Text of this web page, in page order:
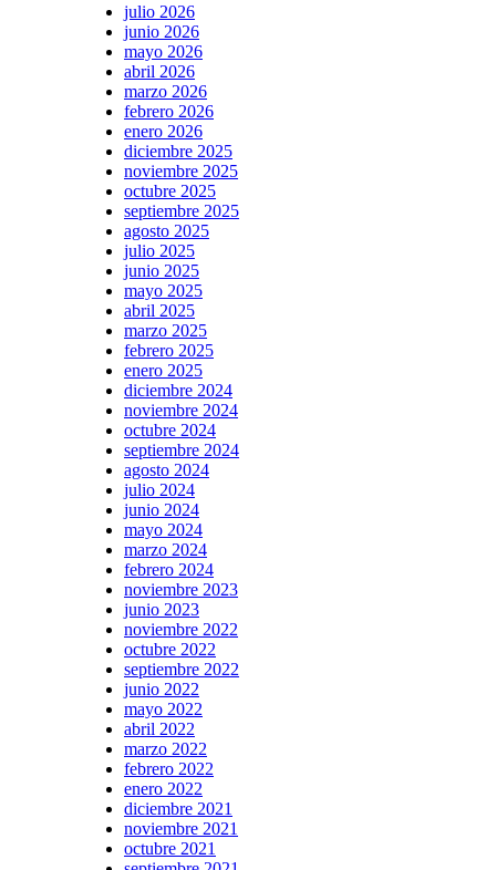
julio 2026
junio 2026
mayo 2026
abril 2026
marzo 2026
febrero 2026
enero 2026
diciembre 2025
noviembre 2025
octubre 2025
septiembre 2025
agosto 2025
julio 2025
junio 2025
mayo 2025
abril 2025
marzo 2025
febrero 2025
enero 2025
diciembre 2024
noviembre 2024
octubre 2024
septiembre 2024
agosto 2024
julio 2024
junio 2024
mayo 2024
marzo 2024
febrero 2024
noviembre 2023
junio 2023
noviembre 2022
octubre 2022
septiembre 2022
junio 2022
mayo 2022
abril 2022
marzo 2022
febrero 2022
enero 2022
diciembre 2021
noviembre 2021
octubre 2021